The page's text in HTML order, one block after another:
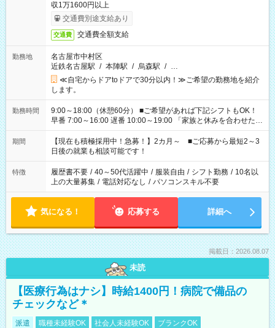
収1万1600円以上
交通費別途支給あり
交通費 交通費全額支給
勤務地
名古屋市中村区
近鉄名古屋駅 / 本陣駅 / 烏森駅 / …
≪自宅からドアtoドアで30分以内！≫ご希望の勤務地を紹介
します。
勤務時間
9:00～18:00（休憩60分） ■ご希望があれば下記シフトもOK！
早番 7:00～16:00 遅番 10:00～19:00 「家族と休みを合わせた
い」 「余裕を持って夕飯の準備がしたい」 「できれば残業はし
たくない」 など、ご希望を教えてくださいね。 ※Wワーク希望
の方へ 今ご覧のお仕事で希望する勤務時間と、もう1つのお仕事
の勤務時間。 合計で週40時間を超える場合は応募できません。
期間
【現在も積極採用中！急募！】2カ月～ ■ご応募から最短2～3
日後の就業も相談可能です！
特徴 履歴書不要 / 40～50代活躍中 / 服装自由 / シフト勤務 / 10名以
上の大量募集 / 電話対応なし / パソコンスキル不要
気になる！ 応募する 詳細へ
掲載日：2026.08.07
未読
【医療行為はナシ】時給1400円！病院で備品の
チェックなど＊
派遣 職種未経験OK 社会人未経験OK
ブランクOK